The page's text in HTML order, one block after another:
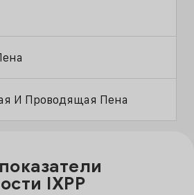
И Проводящая Пена
IXPP